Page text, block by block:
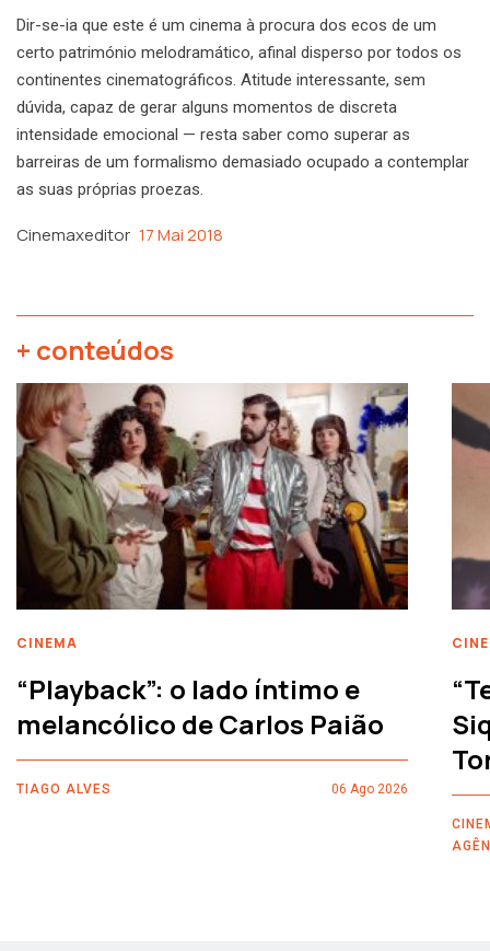
Dir-se-ia que este é um cinema à procura dos ecos de um
certo património melodramático, afinal disperso por todos os
continentes cinematográficos. Atitude interessante, sem
dúvida, capaz de gerar alguns momentos de discreta
intensidade emocional — resta saber como superar as
barreiras de um formalismo demasiado ocupado a contemplar
as suas próprias proezas.
Cinemaxeditor 17 Mai 2018
+ conteúdos
CINEMA
“Playback”: o lado íntimo e
melancólico de Carlos Paião
TIAGO ALVES 06 Ago 2026